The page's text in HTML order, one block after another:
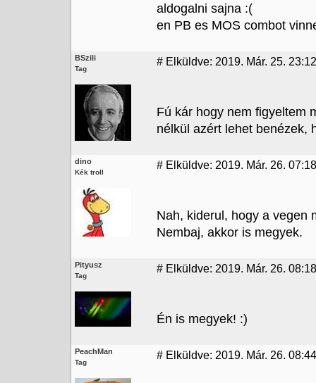
aldogalni sajna :(
en PB es MOS combot
BSzili
Tag
# Elküldve: 2019. Már. 25. 23:12
Fú kár hogy nem figyeltem
nélkül azért lehet benézek,
dino
Kék troll
# Elküldve: 2019. Már. 26. 07:18
Nah, kiderul, hogy a vegen
Nembaj, akkor is megyek.
Pityusz
Tag
# Elküldve: 2019. Már. 26. 08:18
Én is megyek! :)
PeachMan
Tag
# Elküldve: 2019. Már. 26.